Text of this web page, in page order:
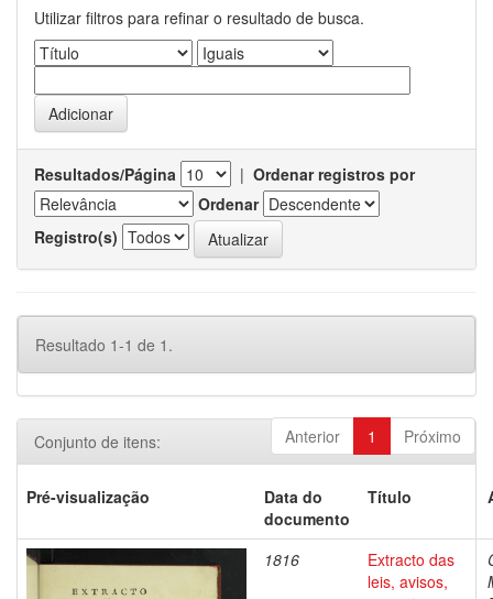
Utilizar filtros para refinar o resultado de busca.
Resultados/Página | Ordenar registros por
Ordenar
Registro(s)
Resultado 1-1 de 1.
Anterior 1 Próximo
Conjunto de itens:
Pré-visualização
Data do
documento
Título
1816
Extracto das
leis, avisos,